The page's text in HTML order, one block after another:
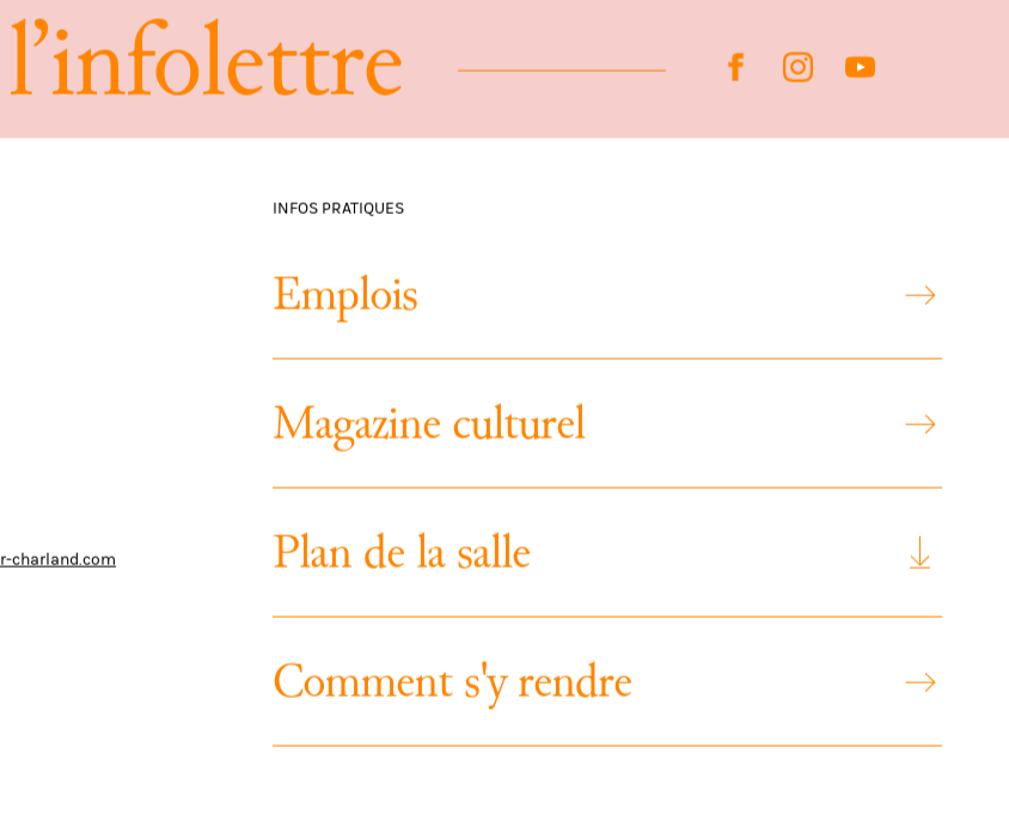
l’infolettre
Emplois
Magazine culturel
P lan de la salle
Comment s'y rendre